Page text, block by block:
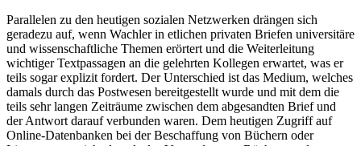
Parallelen zu den heutigen sozialen Netzwerken drängen sich
geradezu auf, wenn Wachler in etlichen privaten Briefen universitäre
und wissenschaftliche Themen erörtert und die Weiterleitung
wichtiger Textpassagen an die gelehrten Kollegen erwartet, was er
teils sogar explizit fordert. Der Unterschied ist das Medium, welches
damals durch das Postwesen bereitgestellt wurde und mit dem die
teils sehr langen Zeiträume zwischen dem abgesandten Brief und
der Antwort darauf verbunden waren. Dem heutigen Zugriff auf
Online-Datenbanken bei der Beschaffung von Büchern oder